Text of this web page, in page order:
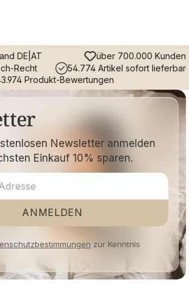
DE|AT
über 700.000 Kunden
Recht
54.774 Artikel sofort lieferbar
Produkt-Bewertungen
Newsletter anmelden
Einkauf 10% sparen.
ANMELDEN
zur Kenntnis